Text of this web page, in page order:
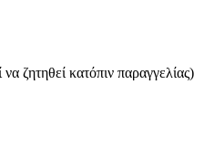
ζητηθεί κατόπιν παραγγελίας)